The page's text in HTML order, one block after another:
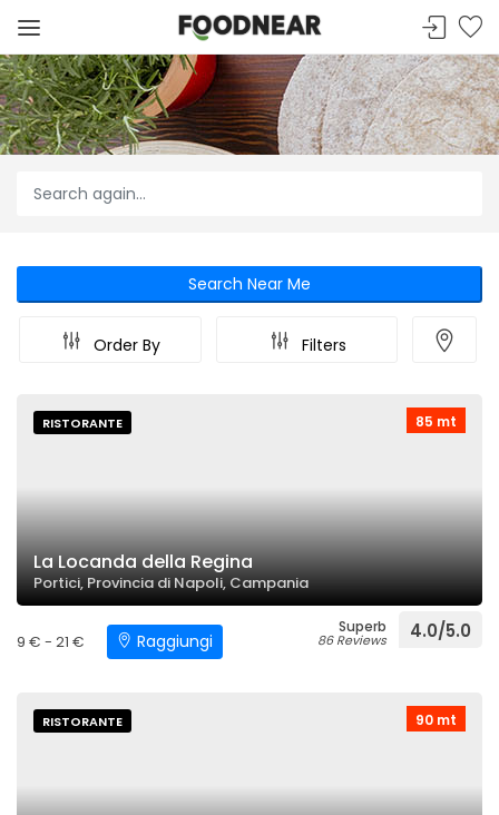
Search Near Me
Order By Filters
85 mt
RISTORANTE
La Locanda della Regina
Portici, Provincia di Napoli, Campania
9 € - 21 € Raggiungi
Superb
86 Reviews 4.0/5.0
90 mt
RISTORANTE